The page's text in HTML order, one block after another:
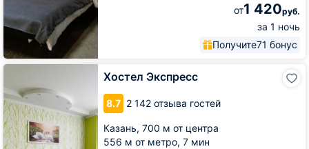
от1 420руб.
за 1 ночь
Получите71 бонус
Хостел Экспресс
8.7 2 142 отзыва гостей
Казань, 700 м от центра
556 м от метро, 7 мин
Хостел